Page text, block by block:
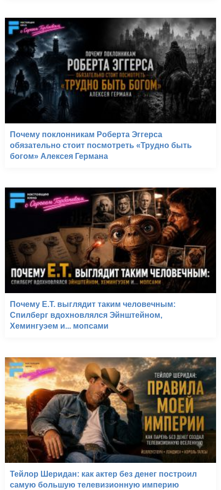
Почему поклонникам Роберта Эггерса
обязательно стоит посмотреть «Трудно быть
богом» Алексея Германа
Почему E.T. выглядит таким человечным:
Спилберг вдохновлялся Эйнштейном,
Хемингуэем и... мопсами
Тейлор Шеридан: как актер без денег построил
самую большую телевизионную империю